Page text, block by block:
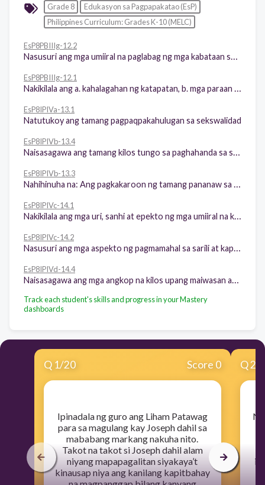
Grade 8
Edukasyon sa Pagpapakatao (EsP)
Philippines Curriculum: Grades K-10 (MELC)
EsP8PBIIIg-12.2
EsP8PBIIIg-12.1
EsP8IPIVa-13.1
Natutukoy ang tamang pagpaqpakahulugan sa sekswalidad
EsP8IPIVb-13.4
EsP8IPIVb-13.3
EsP8IPIVc-14.1
EsP8IPIVc-14.2
EsP8IPIVd-14.4
Track each student's skills and progress in your Mastery
dashboards
Q 1/20 Score 0
​Ipinadala ng guro ang Liham Patawag
para sa magulang kay Joseph dahil sa
mababang markang nakuha nito.
Takot na takot si Joseph dahil alam
niyang mapapagalitan siyakaya’t
kinausap niya ang kanilang kapitbahay
Q2